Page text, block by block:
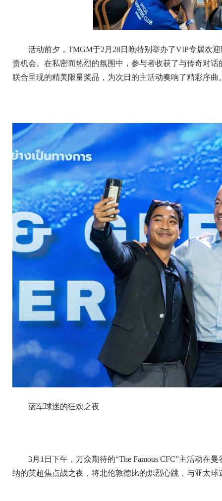
活动前夕，TMGM于2月28日晚特别举办了VIP专属欢
贵机会。在私密而热烈的氛围中，参与者收获了与传奇对
联合呈现的精美限量奖品，为次日的主活动奏响了精彩序曲
蓝军球迷的狂欢之夜
3月1日下午，万众期待的“The Famous CFC”主活动在
纳的英超焦点战之夜，将北伦敦德比的炽烈心跳，与亚太